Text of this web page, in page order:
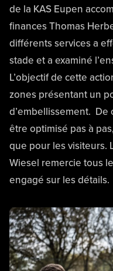
de la KAS Eupen
finances Thomas
différents services a
stade et a examiné
L’objectif de cette
zones présentant un
d’embellissement. De
être optimisé pas à
que pour les visiteurs.
Wiesel remercie tous
engagé sur les détails.